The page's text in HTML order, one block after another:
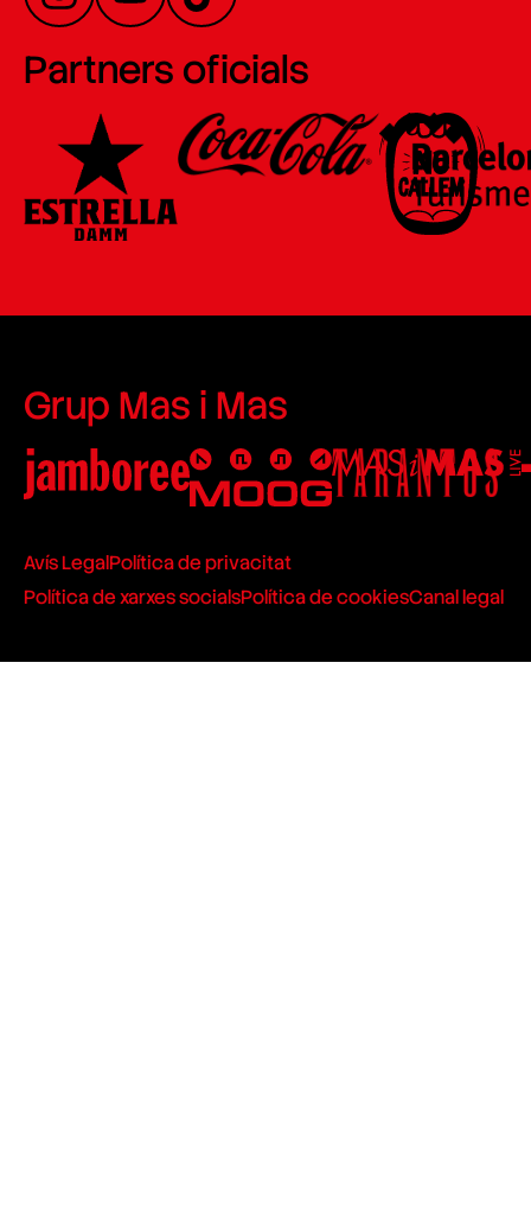
Partners oficials
Grup Mas i Mas
Avís LegalPolítica de privacitat
Política de xarxes socialsPolítica de cookiesCanal legal